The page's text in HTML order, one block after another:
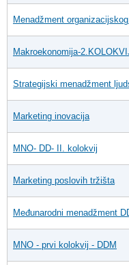
Menadžment
Makroekonomija-
Strategijski menadžment
Marketing inovacija
MNO- DD- II. kolokvij
Marketing poslovih tržišta
Međunarodni menadžment
MNO - prvi kolokvij - DDM